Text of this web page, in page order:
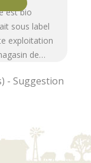
est bio
sous label
exploitation
de…